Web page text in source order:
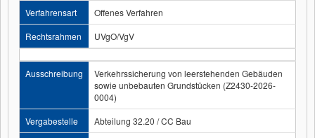
Verfahrensart
Offenes Verfahren
Rechtsrahmen
UVgO/VgV
Ausschreibung
Verkehrssicherung von leerstehenden Gebäuden
sowie unbebauten Grundstücken (Z2430-2026-
0004)
Vergabestelle
Abteilung 32.20 / CC Bau